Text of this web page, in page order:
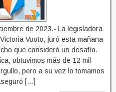
de 2023.- La legisladora
Vuoto, juró esta mañana
que consideró un desafío.
obtuvimos más de 12 mil
pero a su vez lo tomamos
[…]